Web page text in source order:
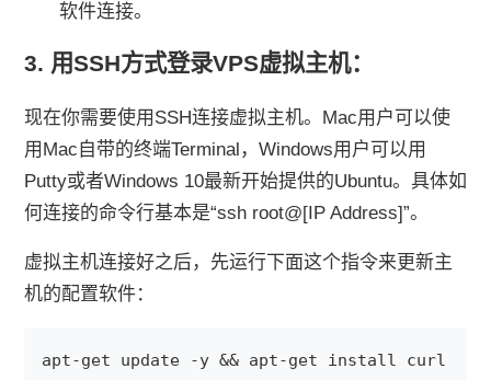
软件连接。
3. 用SSH方式登录VPS虚拟主机：
现在你需要使用SSH连接虚拟主机。Mac用户可以使
用Mac自带的终端Terminal，Windows用户可以用
Putty或者Windows 10最新开始提供的Ubuntu。具体如
何连接的命令行基本是“ssh root@[IP Address]”。
虚拟主机连接好之后，先运行下面这个指令来更新主
机的配置软件：
apt-get update -y && apt-get install curl